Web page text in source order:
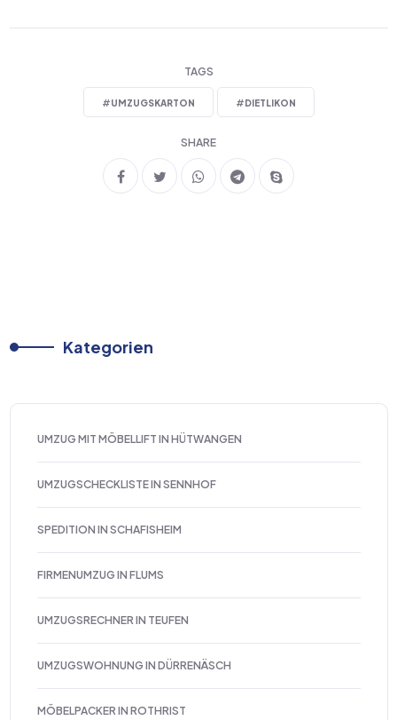
TAGS
#UMZUGSKARTON #DIETLIKON
SHARE
Kategorien
UMZUG MIT MÖBELLIFT IN HÜTWANGEN
UMZUGSCHECKLISTE IN SENNHOF
SPEDITION IN SCHAFISHEIM
FIRMENUMZUG IN FLUMS
UMZUGSRECHNER IN TEUFEN
UMZUGSWOHNUNG IN DÜRRENÄSCH
MÖBELPACKER IN ROTHRIST